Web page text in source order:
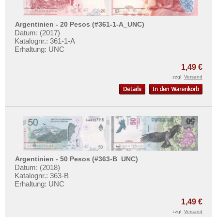
Saudi Arabien
Singapur
Sri Lanka
Straits Settlements
Tadschikistan
Taiwan
Thailand
Timor
Turkmenistan
Usbekistan
Argentinien - 20 Pesos (#361-1-A_UNC)
Datum: (2017)
Katalognr.: 361-1-A
Erhaltung: UNC
1,49 €
zzgl. Versand
Argentinien - 50 Pesos (#363-B_UNC)
Datum: (2018)
Katalognr.: 363-B
Erhaltung: UNC
1,49 €
zzgl. Versand